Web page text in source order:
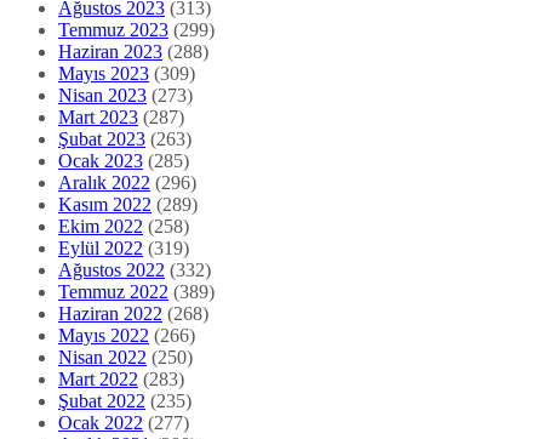
Ağustos 2023 (313)
Temmuz 2023 (299)
Haziran 2023 (288)
Mayıs 2023 (309)
Nisan 2023 (273)
Mart 2023 (287)
Şubat 2023 (263)
Ocak 2023 (285)
Aralık 2022 (296)
Kasım 2022 (289)
Ekim 2022 (258)
Eylül 2022 (319)
Ağustos 2022 (332)
Temmuz 2022 (389)
Haziran 2022 (268)
Mayıs 2022 (266)
Nisan 2022 (250)
Mart 2022 (283)
Şubat 2022 (235)
Ocak 2022 (277)